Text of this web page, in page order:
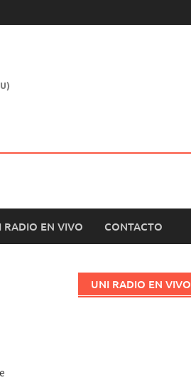
RADIO EN VIVO CONTACTO
UNI RADIO EN VIVO